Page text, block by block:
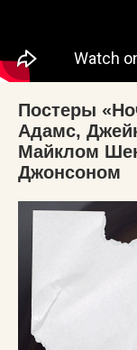
Постеры
Адамс,
Майклом
Джонсоном